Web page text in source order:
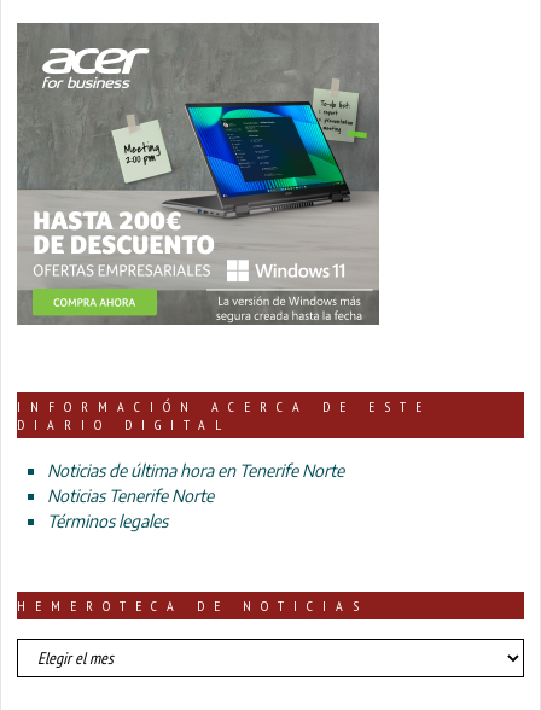
INFORMACIÓN ACERCA DE ESTE
DIARIO DIGITAL
Noticias de última hora en Tenerife Norte
Noticias Tenerife Norte
Términos legales
HEMEROTECA DE NOTICIAS
HEMEROTECA
DE